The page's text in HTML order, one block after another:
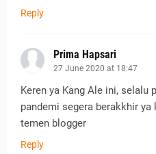
Reply
Prima Hapsari
27 June 2020 at 18:47
Keren ya Kang Ale ini, selalu
pandemi segera berakkhir ya
temen blogger
Reply